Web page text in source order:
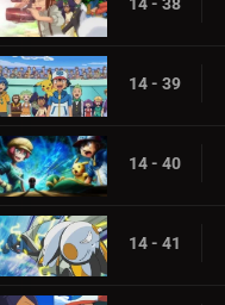
14 - 39
14 - 40
14 - 41